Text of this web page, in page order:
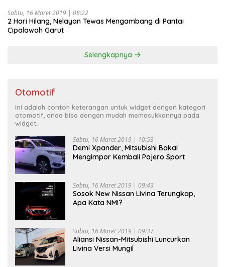
Sabtu, 16 Maret 2019 | 08:22
2 Hari Hilang, Nelayan Tewas Mengambang di Pantai
Cipalawah Garut
Selengkapnya
Otomotif
Ini adalah contoh keterangan untuk widget dengan kategori
otomotif, anda bisa dengan mudah memasukkannya pada
widget.
Sabtu, 16 Maret 2019 | 10:53
Demi Xpander, Mitsubishi Bakal
Mengimpor Kembali Pajero Sport
Sabtu, 16 Maret 2019 | 09:43
Sosok New Nissan Livina Terungkap,
Apa Kata NMI?
Sabtu, 16 Maret 2019 | 09:37
Aliansi Nissan-Mitsubishi Luncurkan
Livina Versi Mungil